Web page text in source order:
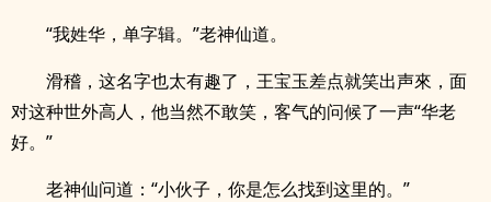
“我姓华，单字辑。”老神仙道。
滑稽，这名字也太有趣了，王宝玉差点就笑出声來，面
对这种世外高人，他当然不敢笑，客气的问候了一声“华老
好。”
老神仙问道：“小伙子，你是怎么找到这里的。”